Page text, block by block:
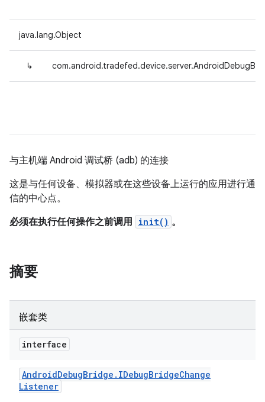
java.lang.Object
↳
与主机端 Android 调试桥 (adb) 的连接
这是与任何设备、模拟器或在这些设备上运行的应用进行通
信的中心点。
必须在执行任何操作之前调用
init() 。
摘要
嵌套类
interface
AndroidDebugBridge . IDebugBridgeChange
Listener